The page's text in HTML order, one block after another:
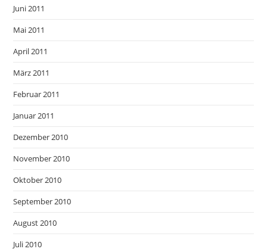
Juni 2011
Mai 2011
April 2011
März 2011
Februar 2011
Januar 2011
Dezember 2010
November 2010
Oktober 2010
September 2010
August 2010
Juli 2010